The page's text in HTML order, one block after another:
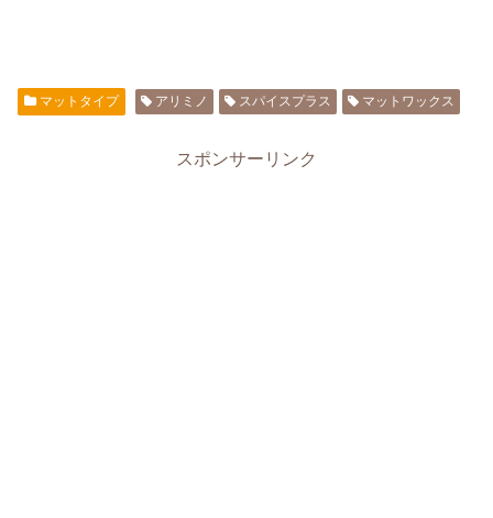
マットタイプ アリミノ スパイスプラス マットワックス
スポンサーリンク